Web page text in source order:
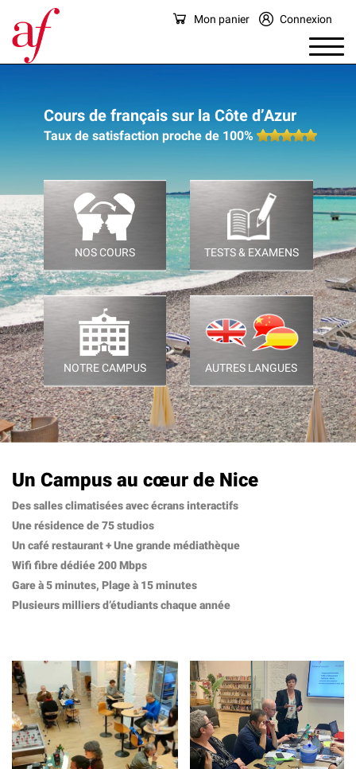
Mon panier Connexion
Cours de français sur la Côte d’Azur
Taux de satisfaction proche de 100%
NOS COURS TESTS & EXAMENS
NOTRE CAMPUS AUTRES LANGUES
Un Campus au cœur de Nice
Des salles climatisées avec écrans interactifs
Une résidence de 75 studios
Un café restaurant + Une grande médiathèque
Wifi fibre dédiée 200 Mbps
Gare à 5 minutes, Plage à 15 minutes
Plusieurs milliers d’étudiants chaque année